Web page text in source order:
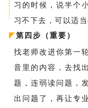
习的时候，说半个
习不下去，可以适
第四步（重要）
找老师改进你第一
音里的内容，去找
题，连弱读问题，
出问题了，再让专